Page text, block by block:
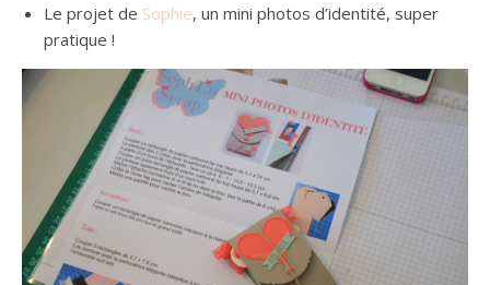
Le projet de Sophie, un mini photos d’identité, super
pratique !